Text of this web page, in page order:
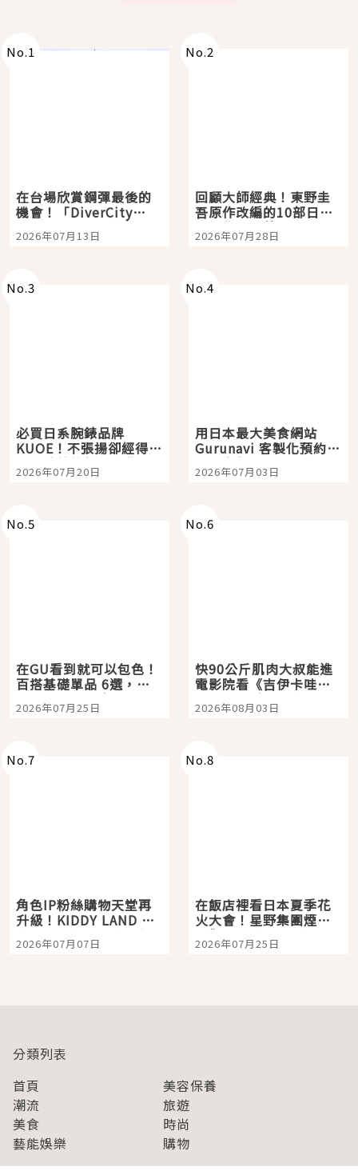
No.1
在台場欣賞鋼彈最後的
機會！「DiverCity
Tokyo Plaza」搭船、
購物、美食及夜景，一
2026年07月13日
No.2
回顧大師經典！東野圭
吾原作改編的10部日本
影視作品推薦
2026年07月28日
No.3
必買日系腕錶品牌
KUOE！不張揚卻經得起
時間洗鍊的經典之作五
選
2026年07月20日
No.4
用日本最大美食網站
Gurunavi 客製化預約九
大都市餐廳，打造專屬
美食體驗！
2026年07月03日
No.5
在GU看到就可以包色！
百搭基礎單品 6選，閉
眼全收也不心疼
2026年07月25日
No.6
快90公斤肌肉大叔能進
電影院看《吉伊卡哇》
嗎？日本重金屬樂團
「打首」會長與nagano
2026年08月03日
No.7
角色IP粉絲購物天堂再
升級！KIDDY LAND 原
宿店吉伊卡哇迎客，新
開幕 OMOKADO 店3分
2026年07月07日
No.8
在飯店裡看日本夏季花
火大會！星野集團煙火
景觀飯店6選，讓你不用
人擠人悠閒欣賞
2026年07月25日
分類列表
首頁
美容保養
潮流
旅遊
美食
時尚
藝能娛樂
購物